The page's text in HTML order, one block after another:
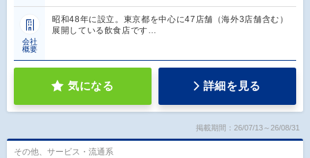
会社
概要
昭和48年に設立。東京都を中心に47店舗（海外3店舗含む）
展開している飲食店です…
気になる 詳細を見る
掲載期間：26/07/13～26/08/31
その他、サービス・流通系